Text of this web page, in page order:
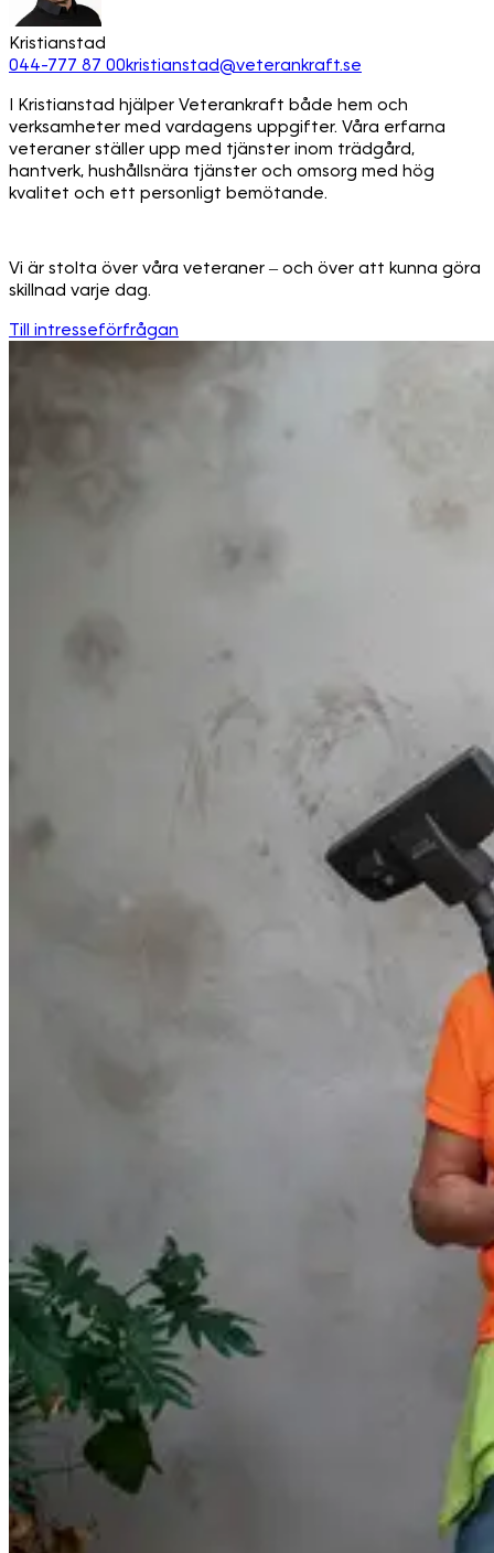
Kristianstad
044-777 87 00kristianstad@veterankraft.se
I Kristianstad hjälper Veterankraft både hem och
verksamheter med vardagens uppgifter. Våra erfarna
veteraner ställer upp med tjänster inom trädgård,
hantverk, hushållsnära tjänster och omsorg med hög
kvalitet och ett personligt bemötande.
Vi är stolta över våra veteraner – och över att kunna göra
skillnad varje dag.
Till intresseförfrågan